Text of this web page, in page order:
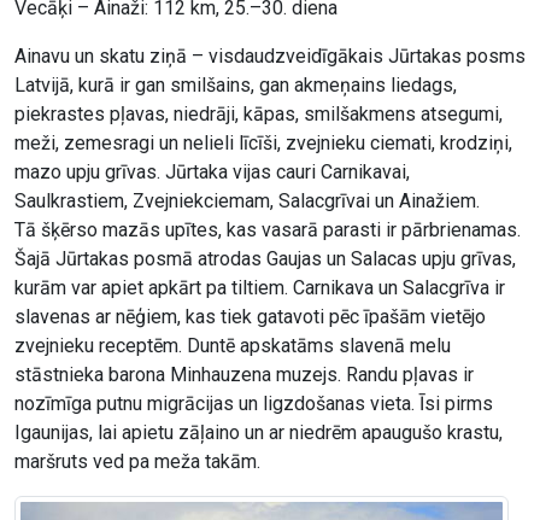
Vecāķi – Ainaži: 112 km, 25.–30. diena
Ainavu un skatu ziņā – visdaudzveidīgākais Jūrtakas posms
Latvijā, kurā ir gan smilšains, gan akmeņains liedags,
piekrastes pļavas, niedrāji, kāpas, smilšakmens atsegumi,
meži, zemesragi un nelieli līcīši, zvejnieku ciemati, krodziņi,
mazo upju grīvas. Jūrtaka vijas cauri Carnikavai,
Saulkrastiem, Zvejniekciemam, Salacgrīvai un Ainažiem.
Tā šķērso mazās upītes, kas vasarā parasti ir pārbrienamas.
Šajā Jūrtakas posmā atrodas Gaujas un Salacas upju grīvas,
kurām var apiet apkārt pa tiltiem. Carnikava un Salacgrīva ir
slavenas ar nēģiem, kas tiek gatavoti pēc īpašām vietējo
zvejnieku receptēm. Duntē apskatāms slavenā melu
stāstnieka barona Minhauzena muzejs. Randu pļavas ir
nozīmīga putnu migrācijas un ligzdošanas vieta. Īsi pirms
Igaunijas, lai apietu zāļaino un ar niedrēm apaugušo krastu,
maršruts ved pa meža takām.